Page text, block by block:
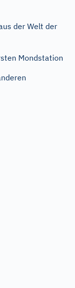
der Welt der
Mondstation